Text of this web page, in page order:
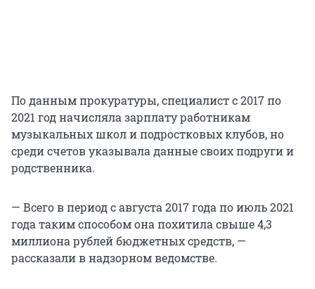
По данным прокуратуры, специалист с 2017 по
2021 год начисляла зарплату работникам
музыкальных школ и подростковых клубов, но
среди счетов указывала данные своих подруги и
родственника.
— Всего в период с августа 2017 года по июль 2021
года таким способом она похитила свыше 4,3
миллиона рублей бюджетных средств, —
рассказали в надзорном ведомстве.